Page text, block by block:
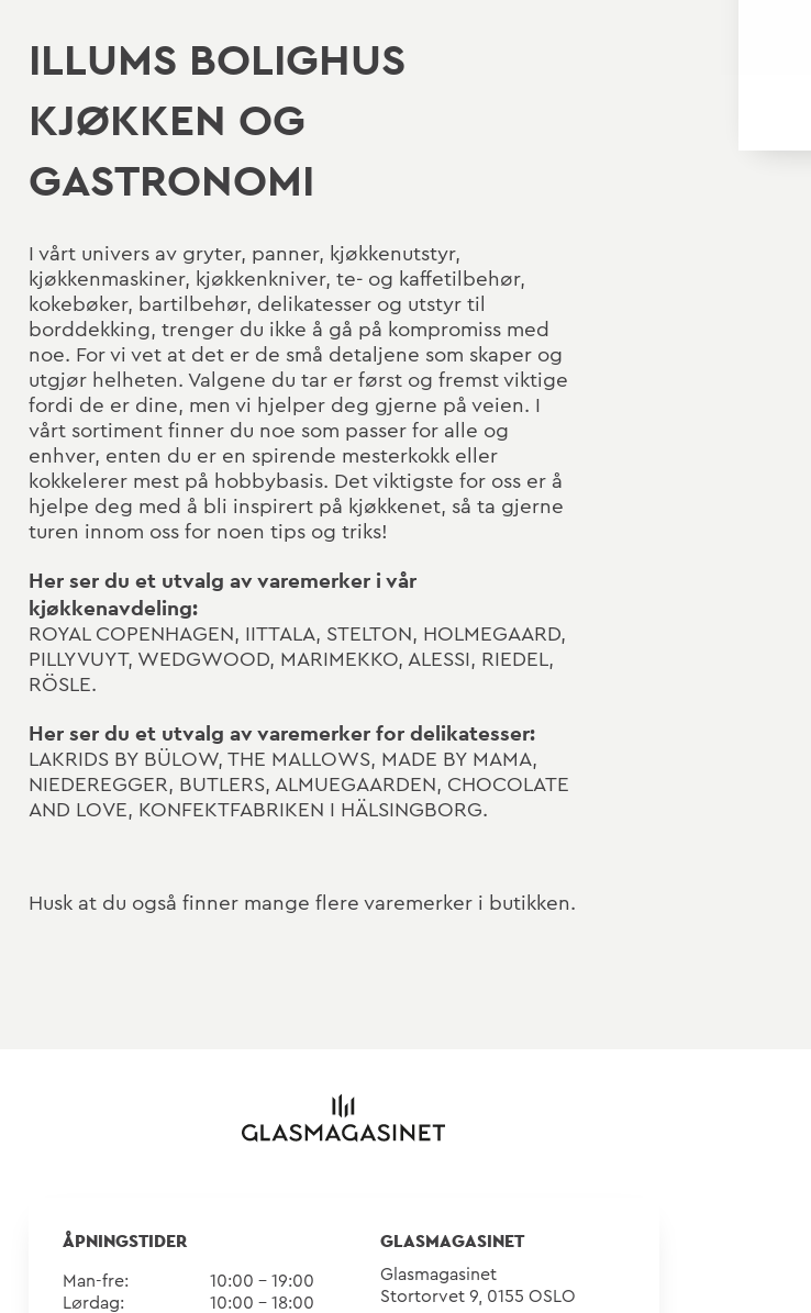
ILLUMS BOLIGHUS
KJØKKEN OG
GASTRONOMI
I vårt univers av gryter, panner, kjøkkenutstyr,
kjøkkenmaskiner, kjøkkenkniver, te- og kaffetilbehør,
kokebøker, bartilbehør, delikatesser og utstyr til
borddekking, trenger du ikke å gå på kompromiss med
noe. For vi vet at det er de små detaljene som skaper og
utgjør helheten. Valgene du tar er først og fremst viktige
fordi de er dine, men vi hjelper deg gjerne på veien. I
vårt sortiment finner du noe som passer for alle og
enhver, enten du er en spirende mesterkokk eller
kokkelerer mest på hobbybasis. Det viktigste for oss er å
hjelpe deg med å bli inspirert på kjøkkenet, så ta gjerne
turen innom oss for noen tips og triks!
Her ser du et utvalg av varemerker i vår
kjøkkenavdeling:
ROYAL COPENHAGEN, IITTALA, STELTON, HOLMEGAARD,
PILLYVUYT, WEDGWOOD, MARIMEKKO, ALESSI, RIEDEL,
RÖSLE.
Her ser du et utvalg av varemerker for delikatesser:
LAKRIDS BY BÜLOW, THE MALLOWS, MADE BY MAMA,
NIEDEREGGER, BUTLERS, ALMUEGAARDEN, CHOCOLATE
AND LOVE, KONFEKTFABRIKEN I HÄLSINGBORG.
Husk at du også finner mange flere varemerker i butikken.
ÅPNINGSTIDER
Man-fre:
10:00 - 19:00
Lørdag:
10:00 - 18:00
GLASMAGASINET
Glasmagasinet
Stortorvet 9, 0155 OSLO